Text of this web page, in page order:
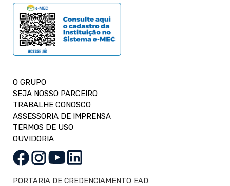
O GRUPO
SEJA NOSSO PARCEIRO
TRABALHE CONOSCO
ASSESSORIA DE IMPRENSA
TERMOS DE USO
OUVIDORIA
PORTARIA DE CREDENCIAMENTO EAD: